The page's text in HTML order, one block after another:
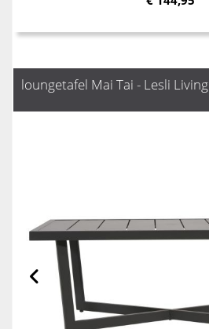
loungetafel Mai Tai - Lesli Living